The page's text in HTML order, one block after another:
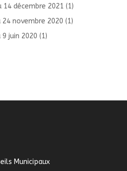
14 décembre 2021 (1)
novembre 2020 (1)
juin 2020 (1)
Municipaux